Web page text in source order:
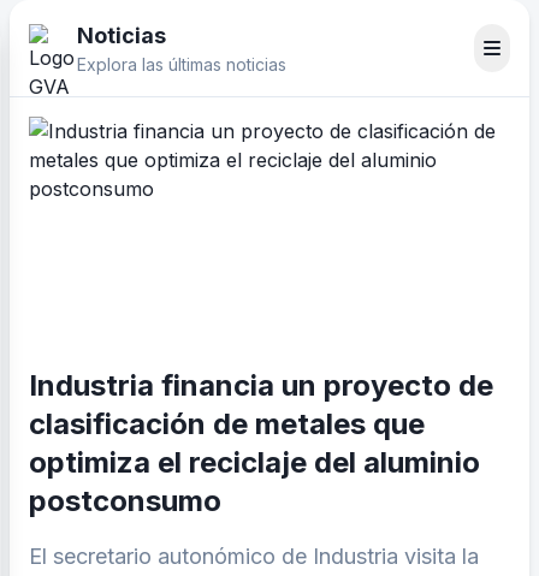
Noticias
Explora las últimas noticias
Industria financia un proyecto de
clasificación de metales que
optimiza el reciclaje del aluminio
postconsumo
El secretario autonómico de Industria visita la